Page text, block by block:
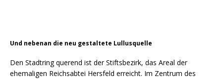
Und nebenan die neu gestaltete Lullusquelle
Den Stadtring querend ist der Stiftsbezirk, das Areal der
ehemaligen Reichsabtei Hersfeld erreicht. Im Zentrum des